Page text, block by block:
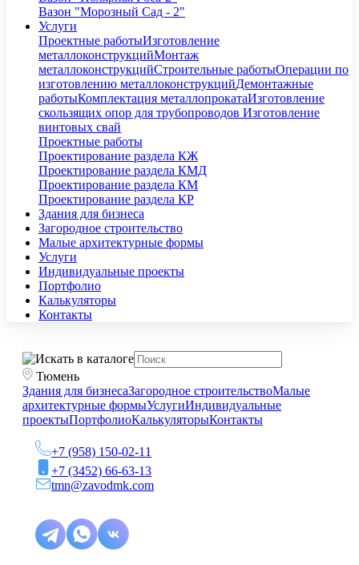
Вазон "Морозный Сад - 2"
Услуги
Проектные работыИзготовление
металлоконструкцийМонтаж
металлоконструкцийСтроительные работыОперации по
изготовлению металлоконструкцийДемонтажные
работыКомплектация металлопрокатаИзготовление
скользящих опор для трубопроводов Изготовление
винтовых свай
Проектные работы
Проектирование раздела КЖ
Проектирование раздела КМД
Проектирование раздела КМ
Проектирование раздела КР
Здания для бизнеса
Загородное строительство
Малые архитектурные формы
Услуги
Индивидуальные проекты
Портфолио
Калькуляторы
Контакты
Тюмень
Здания для бизнесаЗагородное строительствоМалые
архитектурные формыУслугиИндивидуальные
проектыПортфолиоКалькуляторыКонтакты
+7 (958) 150-02-11
+7 (3452) 66-63-13
tmn@zavodmk.com